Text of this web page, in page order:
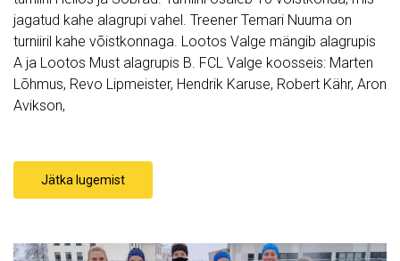
jagatud kahe alagrupi vahel. Treener Temari Nuuma on
turniiril kahe võistkonnaga. Lootos Valge mängib alagrupis
A ja Lootos Must alagrupis B. FCL Valge koosseis: Marten
Lõhmus, Revo Lipmeister, Hendrik Karuse, Robert Kähr, Aron
Avikson,
Jätka lugemist